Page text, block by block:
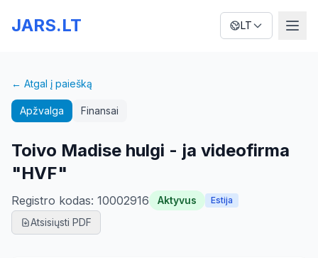
JARS.LT LT
← Atgal į paiešką
Apžvalga Finansai
Toivo Madise hulgi - ja videofirma
"HVF"
Registro kodas: 10002916 Aktyvus Estija
Atsisiųsti PDF